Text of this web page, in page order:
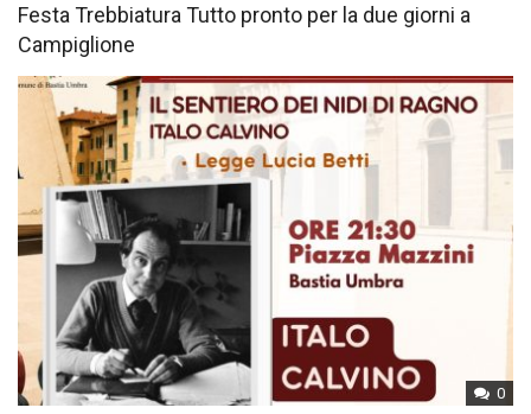
Festa Trebbiatura Tutto pronto per la due giorni a
Campiglione
0